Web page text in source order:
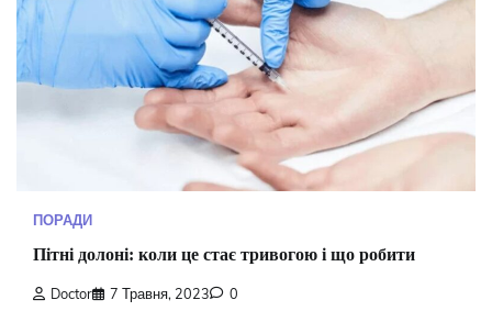
ПОРАДИ
Пітні долоні: коли це стає тривогою і що робити
Doctor 7 Травня, 2023 0